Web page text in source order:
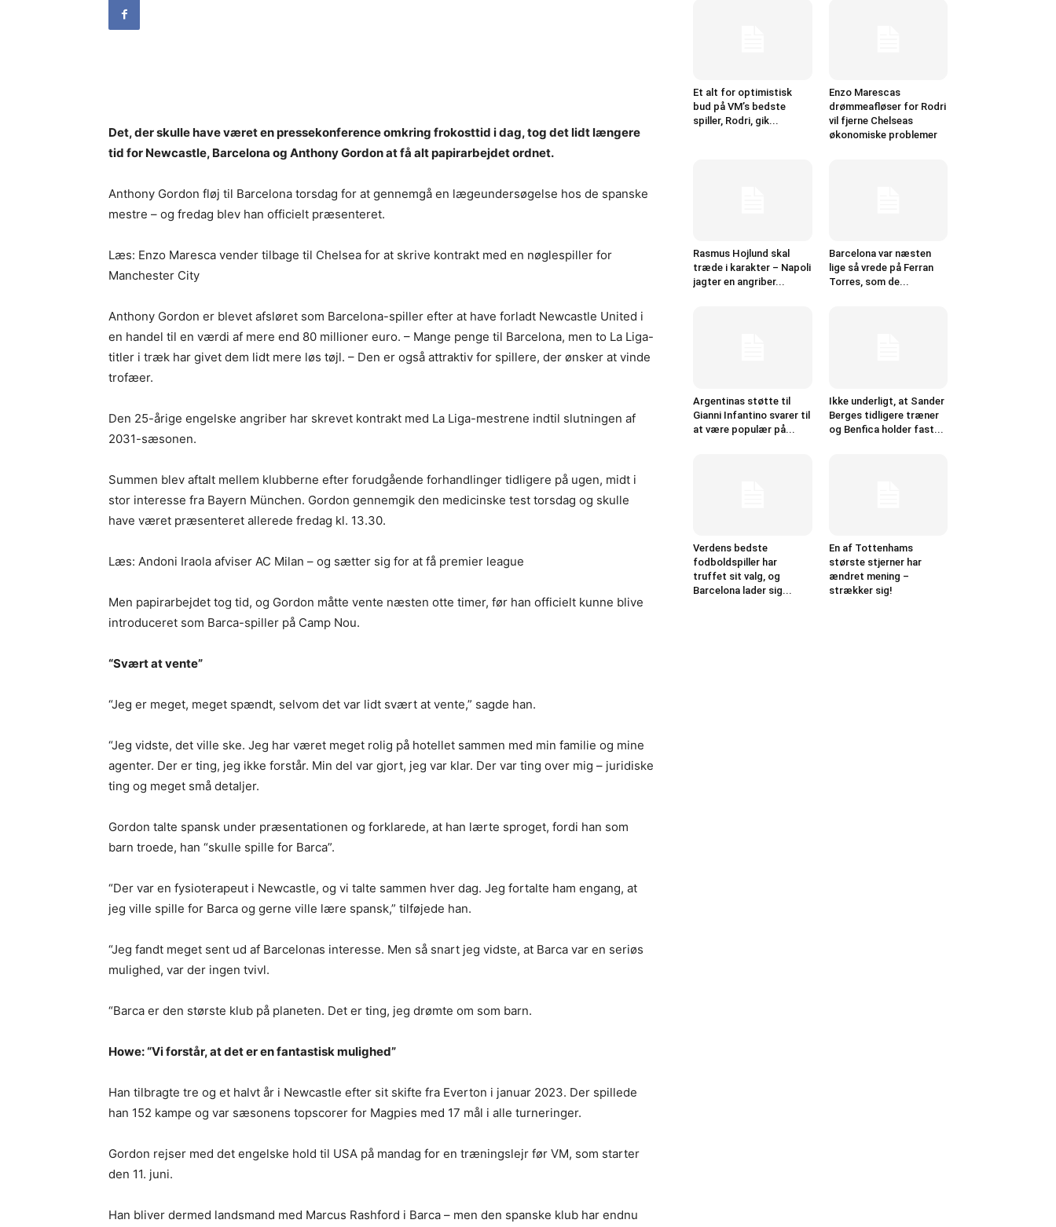
Det, der skulle have været en pressekonference omkring frokosttid i dag, tog det lidt længere
tid for Newcastle, Barcelona og Anthony Gordon at få alt papirarbejdet ordnet.
Anthony Gordon fløj til Barcelona torsdag for at gennemgå en lægeundersøgelse hos de spanske
mestre – og fredag blev han officielt præsenteret.
Læs: Enzo Maresca vender tilbage til Chelsea for at skrive kontrakt med en nøglespiller for
Manchester City
Anthony Gordon er blevet afsløret som Barcelona-spiller efter at have forladt Newcastle United i
en handel til en værdi af mere end 80 millioner euro. – Mange penge til Barcelona, men to La Liga-
titler i træk har givet dem lidt mere løs tøjl. – Den er også attraktiv for spillere, der ønsker at vinde
trofæer.
Den 25-årige engelske angriber har skrevet kontrakt med La Liga-mestrene indtil slutningen af
2031-sæsonen.
Summen blev aftalt mellem klubberne efter forudgående forhandlinger tidligere på ugen, midt i
stor interesse fra Bayern München. Gordon gennemgik den medicinske test torsdag og skulle
have været præsenteret allerede fredag kl. 13.30.
Læs: Andoni Iraola afviser AC Milan – og sætter sig for at få premier league
Men papirarbejdet tog tid, og Gordon måtte vente næsten otte timer, før han officielt kunne blive
introduceret som Barca-spiller på Camp Nou.
“Svært at vente”
“Jeg er meget, meget spændt, selvom det var lidt svært at vente,” sagde han.
“Jeg vidste, det ville ske. Jeg har været meget rolig på hotellet sammen med min familie og mine
agenter. Der er ting, jeg ikke forstår. Min del var gjort, jeg var klar. Der var ting over mig – juridiske
ting og meget små detaljer.
Gordon talte spansk under præsentationen og forklarede, at han lærte sproget, fordi han som
barn troede, han “skulle spille for Barca”.
“Der var en fysioterapeut i Newcastle, og vi talte sammen hver dag. Jeg fortalte ham engang, at
jeg ville spille for Barca og gerne ville lære spansk,” tilføjede han.
“Jeg fandt meget sent ud af Barcelonas interesse. Men så snart jeg vidste, at Barca var en seriøs
mulighed, var der ingen tvivl.
“Barca er den største klub på planeten. Det er ting, jeg drømte om som barn.
Howe: “Vi forstår, at det er en fantastisk mulighed”
Han tilbragte tre og et halvt år i Newcastle efter sit skifte fra Everton i januar 2023. Der spillede
han 152 kampe og var sæsonens topscorer for Magpies med 17 mål i alle turneringer.
Gordon rejser med det engelske hold til USA på mandag for en træningslejr før VM, som starter
den 11. juni.
Han bliver dermed landsmand med Marcus Rashford i Barca – men den spanske klub har endnu
Et alt for optimistisk
bud på VM’s bedste
spiller, Rodri, gik...
Enzo Marescas
drømmeafløser for Rodri
vil fjerne Chelseas
økonomiske problemer
Rasmus Hojlund skal
træde i karakter – Napoli
jagter en angriber...
Barcelona var næsten
lige så vrede på Ferran
Torres, som de...
Argentinas støtte til
Gianni Infantino svarer til
at være populær på...
Ikke underligt, at Sander
Berges tidligere træner
og Benfica holder fast...
Verdens bedste
fodboldspiller har
truffet sit valg, og
Barcelona lader sig...
En af Tottenhams
største stjerner har
ændret mening –
strækker sig!